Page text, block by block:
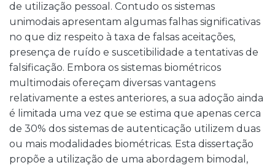
de utilização pessoal. Contudo os sistemas
unimodais apresentam algumas falhas significativas
no que diz respeito à taxa de falsas aceitações,
presença de ruído e suscetibilidade a tentativas de
falsificação. Embora os sistemas biométricos
multimodais ofereçam diversas vantagens
relativamente a estes anteriores, a sua adoção ainda
é limitada uma vez que se estima que apenas cerca
de 30% dos sistemas de autenticação utilizem duas
ou mais modalidades biométricas. Esta dissertação
propõe a utilização de uma abordagem bimodal,